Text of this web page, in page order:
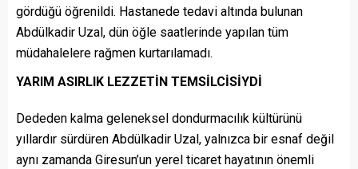
gördüğü öğrenildi. Hastanede tedavi altında bulunan
Abdülkadir Uzal, dün öğle saatlerinde yapılan tüm
müdahalelere rağmen kurtarılamadı.
YARIM ASIRLIK LEZZETİN TEMSİLCİSİYDİ
Dededen kalma geleneksel dondurmacılık kültürünü
yıllardır sürdüren Abdülkadir Uzal, yalnızca bir esnaf değil
aynı zamanda Giresun’un yerel ticaret hayatının önemli